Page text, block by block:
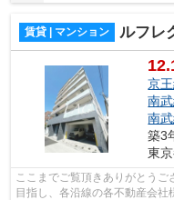
賃貸 | マンション ルフレ
京
南
南
築3
東
ここまでご覧頂きありがとうご
目指し、各沿線の各不動産会